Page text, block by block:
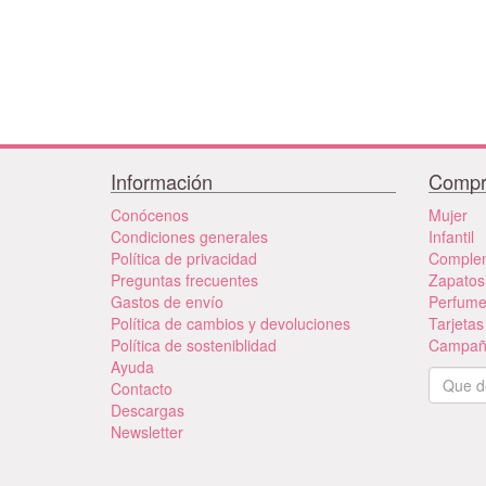
Información
Conócenos
Condiciones generales
Política de privacidad
Preguntas frecuentes
Gastos de envío
Política de cambios y devoluciones
Política de sosteniblidad
Ayuda
Contacto
Descargas
Newsletter
Mujer
Infantil
Perfume